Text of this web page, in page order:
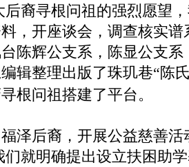
后裔寻根问祖的强烈愿望 ，
， 开座谈会 ， 调查核实谱
陈辉公支系 ， 陈显公支系
辑整理出版了珠玑巷“陈
根问祖搭建了平台。
福泽后裔 ， 开展公益慈善活
们就明确提出设立扶困助